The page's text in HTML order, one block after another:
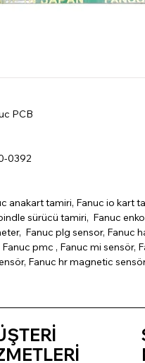
PCB
0392
anakart tamiri, Fanuc io kart
sürücü tamiri, Fanuc
Fanuc plg sensor, Fanuc
pmc , Fanuc mi sensör,
Fanuc hr magnetic